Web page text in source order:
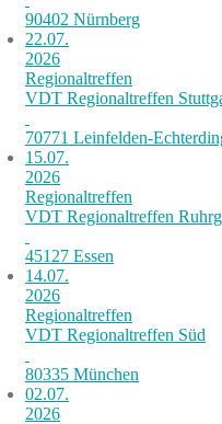
90402 Nürnberg
22.07.
2026
Regionaltreffen
VDT Regionaltreffen
70771 Leinfelden-
15.07.
2026
Regionaltreffen
VDT Regionaltreffen
45127 Essen
14.07.
2026
Regionaltreffen
VDT Regionaltreffen Süd
80335 München
02.07.
2026